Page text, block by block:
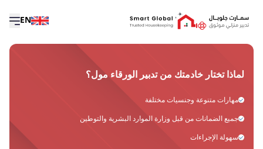
EN
لماذا تختار خادمتك من تدبير الورقاء مول؟
مهارات متنوعة وجنسيات مختلفة
جميع الضمانات من قبل وزارة الموارد البشرية والتوطين
سهولة الإجراءات